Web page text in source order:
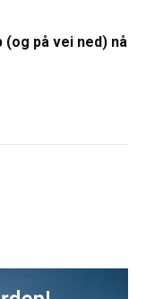
(og på vei ned) nå